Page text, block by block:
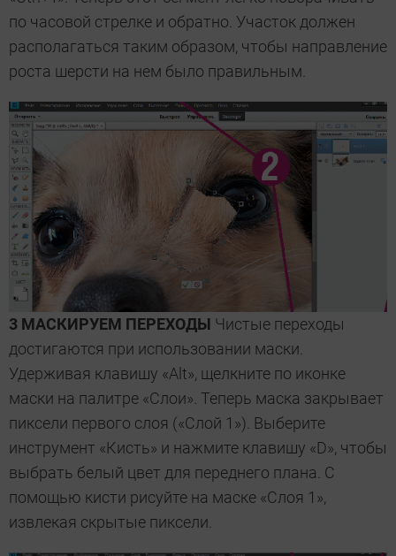
по часовой стрелке и обратно. Участок должен
располагаться таким образом, чтобы направление
роста шерсти на нем было правильным.
3 МАСКИРУЕМ ПЕРЕХОДЫ Чистые переходы
достигаются при использовании маски.
Удерживая клавишу «Alt», щелкните по иконке
маски на палитре «Слои». Теперь маска закрывает
пиксели первого слоя («Слой 1»). Выберите
инструмент «Кисть» и нажмите клавишу «D», чтобы
выбрать белый цвет для переднего плана. С
помощью кисти рисуйте на маске «Слоя 1»,
извлекая скрытые пиксели.